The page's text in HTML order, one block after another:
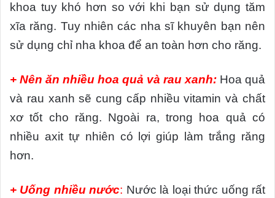
khoa tuy khó hơn so với khi bạn sử dụng tăm
xĩa răng. Tuy nhiên các nha sĩ khuyên bạn nên
sử dụng chỉ nha khoa để an toàn hơn cho răng.
+ Nên ăn nhiều hoa quả và rau xanh: Hoa quả
và rau xanh sẽ cung cấp nhiều vitamin và chất
xơ tốt cho răng. Ngoài ra, trong hoa quả có
nhiều axit tự nhiên có lợi giúp làm trắng răng
hơn.
+ Uống nhiều nước: Nước là loại thức uống rất